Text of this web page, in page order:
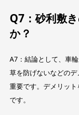
Q7：砂利敷
か？
A7：結論として、車
草を防げないなどの
重要です。デメリッ
です。